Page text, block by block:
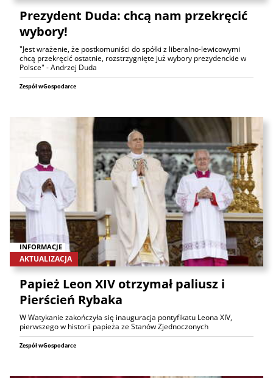
Prezydent Duda: chcą nam przekręcić
wybory!
"Jest wrażenie, że postkomuniści do spółki z liberalno-lewicowymi
chcą przekręcić ostatnie, rozstrzygnięte już wybory prezydenckie w
Polsce" - Andrzej Duda
Zespół wGospodarce
INFORMACJE
AKTUALIZACJA
Papież Leon XIV otrzymał paliusz i
Pierścień Rybaka
W Watykanie zakończyła się inauguracja pontyfikatu Leona XIV,
pierwszego w historii papieża ze Stanów Zjednoczonych
Zespół wGospodarce